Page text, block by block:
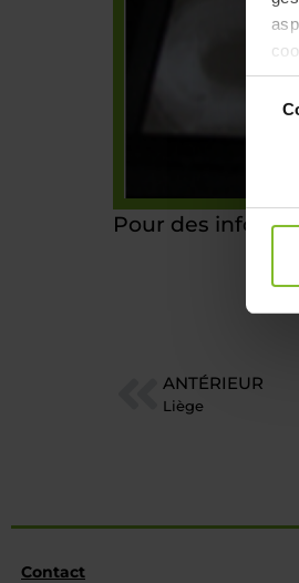
Pour des
ANTÉRIEUR
Liège
Contact